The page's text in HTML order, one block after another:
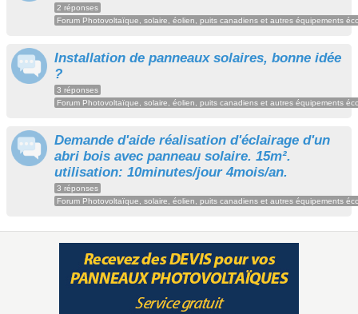
2 réponses
Forum Photovoltaïque, solaire, éolien, puits canadiens et autres équipements
Installation de panneaux solaires, bonne idée
?
3 réponses
Forum Photovoltaïque, solaire, éolien, puits canadiens et autres équipements
Demande d'aide réalisation d'éclairage d'un
abri bois avec panneau solaire. 15m².
utilisation: 10minutes/jour 4mois/an.
3 réponses
Forum Photovoltaïque, solaire, éolien, puits canadiens et autres équipements